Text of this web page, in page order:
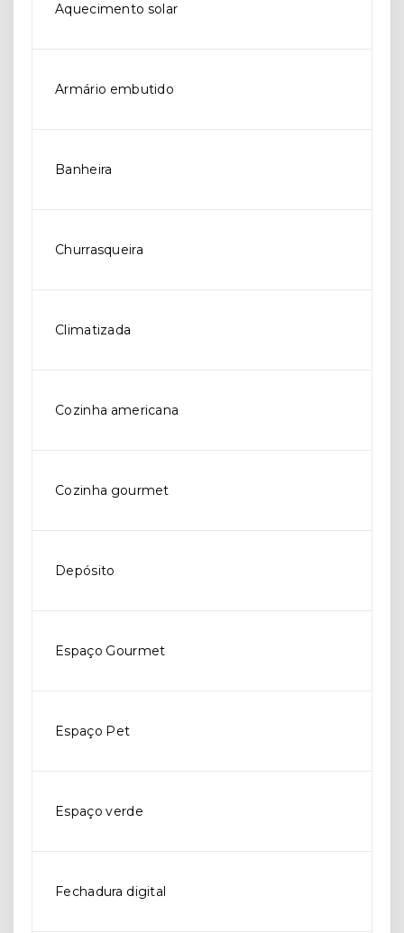
Aquecimento solar
Armário embutido
Banheira
Churrasqueira
Climatizada
Cozinha americana
Cozinha gourmet
Depósito
Espaço Gourmet
Espaço Pet
Espaço verde
Fechadura digital